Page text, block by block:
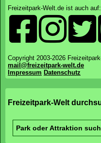
Freizeitpark-Welt.de ist auch auf:
Copyright 2003-2026
mail@freizeitpark-welt.de
Impressum Datenschutz
Freizeitpark-Welt